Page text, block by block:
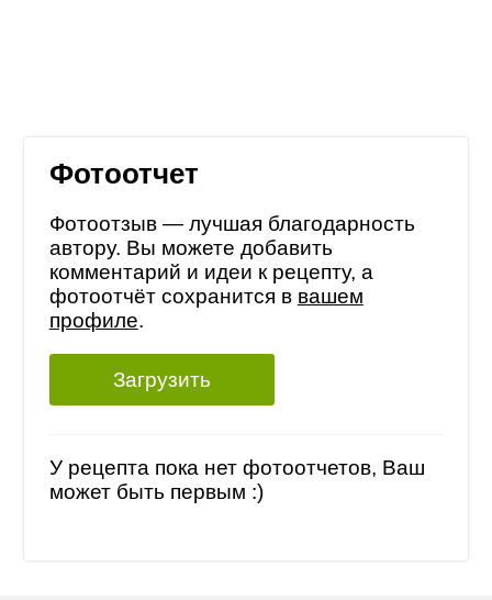
Фотоотчет
Фотоотзыв — лучшая благодарность
автору. Вы можете добавить
комментарий и идеи к рецепту, а
фотоотчёт сохранится в вашем
профиле.
Загрузить
У рецепта пока нет фотоотчетов, Ваш
может быть первым :)